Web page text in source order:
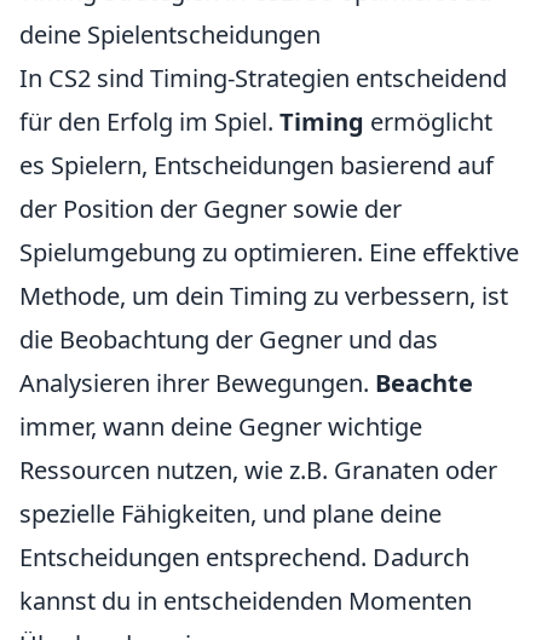
deine Spielentscheidungen
In CS2 sind Timing-Strategien entscheidend
für den Erfolg im Spiel. Timing ermöglicht
es Spielern, Entscheidungen basierend auf
der Position der Gegner sowie der
Spielumgebung zu optimieren. Eine effektive
Methode, um dein Timing zu verbessern, ist
die Beobachtung der Gegner und das
Analysieren ihrer Bewegungen. Beachte
immer, wann deine Gegner wichtige
Ressourcen nutzen, wie z.B. Granaten oder
spezielle Fähigkeiten, und plane deine
Entscheidungen entsprechend. Dadurch
kannst du in entscheidenden Momenten